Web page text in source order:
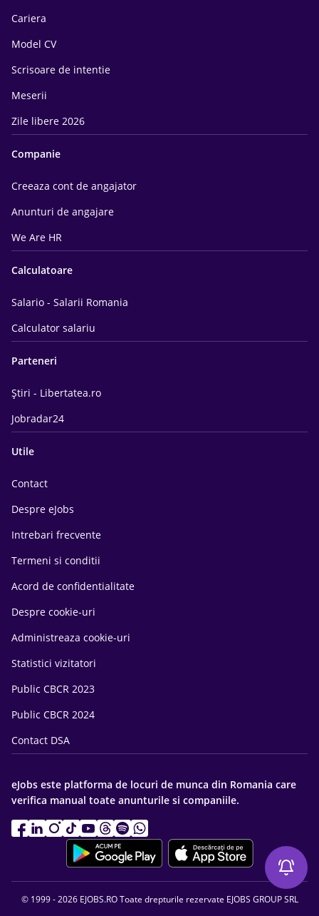
Cariera
Model CV
Scrisoare de intentie
Meserii
Zile libere 2026
Companie
Creeaza cont de angajator
Anunturi de angajare
We Are HR
Calculatoare
Salario - Salarii Romania
Calculator salariu
Parteneri
Știri - Libertatea.ro
Jobradar24
Utile
Contact
Despre eJobs
Intrebari frecvente
Termeni si conditii
Acord de confidentialitate
Despre cookie-uri
Administreaza cookie-uri
Statistici vizitatori
Public CBCR 2023
Public CBCR 2024
Contact DSA
eJobs este platforma de locuri de munca din Romania care
verifica manual toate anunturile si companiile.
© 1999 - 2026 EJOBS.RO Toate drepturile rezervate EJOBS GROUP SRL